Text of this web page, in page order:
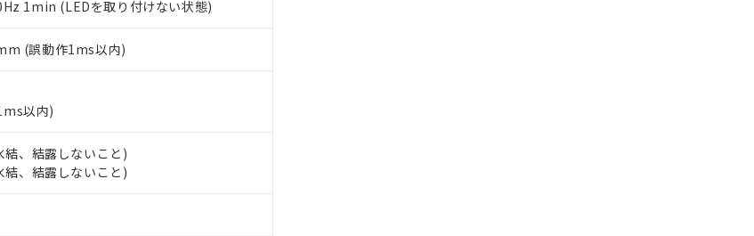
1min (LEDを取り付けない状態)
(誤動作1ms以内)
以内)
、結露しないこと)
、結露しないこと)
リスト作成サービス）をご利用いただくには、I-Webメンバーズにご登録され
上で当社にご登録された部品リストについて、当社および当社の共同利用者
スに関するお客様との取引・商談に必要な範囲で利用することをご了承くだ
は、"個人情報の共同利用に関して"
ロード
ロードすることができます。
非含有証明書
基準）
有を証明するもので、過去に遡って非含有を証明するものではありません。
エステル類４物質の対応では、対応完了までの期間は出荷製品に未対応品が
応日を記載しておりました。
切替を完了していることから、特段のことがない限り、2022年1月12日よ
のすべてが基準値以下であることを示します。
おいて有害物質が外部に漏えいし、環境に深刻な影響を及ぼさない年数を意
売部門へお問い合わせください。
販売員にご確認ください)
在庫状況の情報を公開していない機種